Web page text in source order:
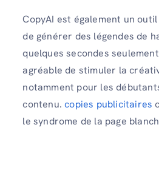
CopyAI est également un
de générer des légendes de
quelques secondes
agréable de stimuler la
notamment pour les
contenu. copies publicitaires
le syndrome de la page